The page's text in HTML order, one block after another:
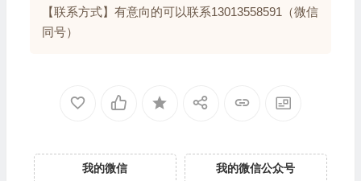
【联系方式】有意向的可以联系13013558591（微信
同号）
我的微信
我的微信公众号